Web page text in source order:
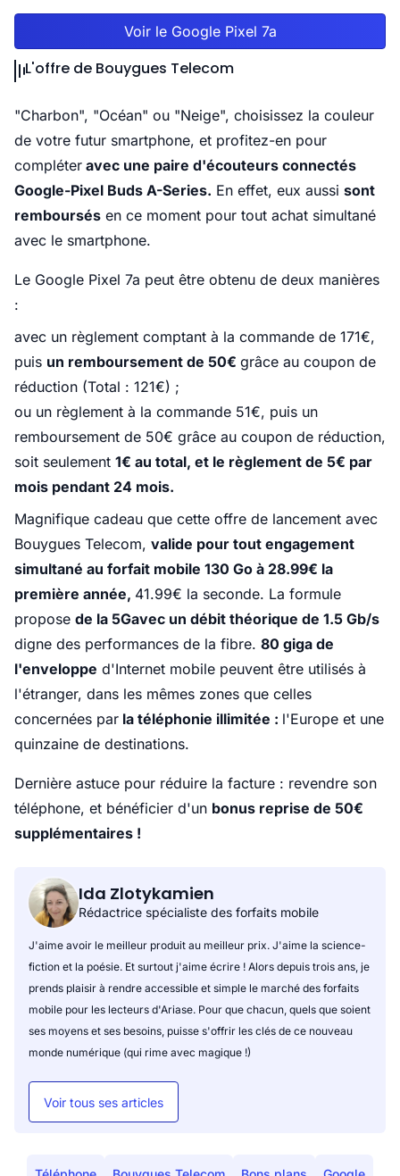
Voir le Google Pixel 7a
L'offre de Bouygues Telecom
"Charbon", "Océan" ou "Neige", choisissez la couleur
de votre futur smartphone, et profitez-en pour
compléter avec une paire d'écouteurs connectés
Google-Pixel Buds A-Series. En effet, eux aussi sont
remboursés en ce moment pour tout achat simultané
avec le smartphone.
Le Google Pixel 7a peut être obtenu de deux manières
:
avec un règlement comptant à la commande de 171€,
puis un remboursement de 50€ grâce au coupon de
réduction (Total : 121€) ;
ou un règlement à la commande 51€, puis un
remboursement de 50€ grâce au coupon de réduction,
soit seulement 1€ au total, et le règlement de 5€ par
mois pendant 24 mois.
Magnifique cadeau que cette offre de lancement avec
Bouygues Telecom, valide pour tout engagement
simultané au forfait mobile 130 Go à 28.99€ la
première année, 41.99€ la seconde. La formule
propose de la 5Gavec un débit théorique de 1.5 Gb/s
digne des performances de la fibre. 80 giga de
l'enveloppe d'Internet mobile peuvent être utilisés à
l'étranger, dans les mêmes zones que celles
concernées par la téléphonie illimitée : l'Europe et une
quinzaine de destinations.
Dernière astuce pour réduire la facture : revendre son
téléphone, et bénéficier d'un bonus reprise de 50€
supplémentaires !
Ida Zlotykamien
Rédactrice spécialiste des forfaits mobile
J'aime avoir le meilleur produit au meilleur prix. J'aime la science-
fiction et la poésie. Et surtout j'aime écrire ! Alors depuis trois ans, je
prends plaisir à rendre accessible et simple le marché des forfaits
mobile pour les lecteurs d'Ariase. Pour que chacun, quels que soient
ses moyens et ses besoins, puisse s'offrir les clés de ce nouveau
monde numérique (qui rime avec magique !)
Voir tous ses articles